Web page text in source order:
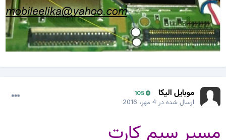
موبایل الیکا 105
ارسال شده در4 مهر، 2016
مسیر سیم کارت